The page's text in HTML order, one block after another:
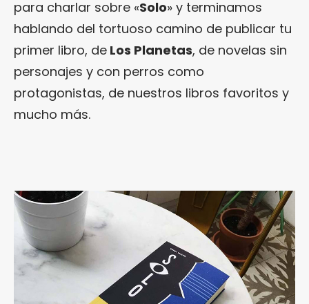
para charlar sobre «Solo» y terminamos
hablando del tortuoso camino de publicar tu
primer libro, de Los Planetas, de novelas sin
personajes y con perros como
protagonistas, de nuestros libros favoritos y
mucho más.